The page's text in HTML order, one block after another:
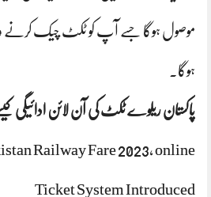
موصول ہوگا جسے آپ کو ٹکٹ چیک کرنے
ہوگا۔
پاکستان ریلوے ٹکٹ کی آن لائن ادائیگی
Railway Fare 2023, online
Ticket System Introduced